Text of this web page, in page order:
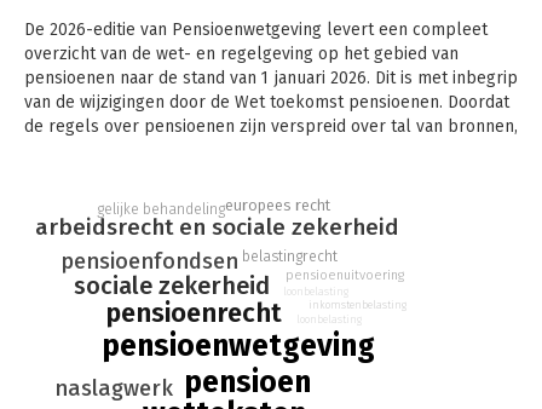
De 2026-editie van Pensioenwetgeving levert een compleet
overzicht van de wet- en regelgeving op het gebied van
pensioenen naar de stand van 1 januari 2026. Dit is met inbegrip
van de wijzigingen door de Wet toekomst pensioenen. Doordat
de regels over pensioenen zijn verspreid over tal van bronnen,
informatiebronnen en biedt hiermee een doeltreffend houvast
voor iedereen die voor studie of in de beroepspraktijk met het
pensioenrecht in aanraking komt.
De kern van Pensioenwetgeving bestaat uit de centrale
pensioenwetten, met name de Pensioenwet en de Wet
verplichte deelneming in een bedrijfstakpensioenfonds.
Uiteraard zijn ook de belangrijkste uitvoeringsbesluiten op
basis van deze wetten opgenomen.
pensioenwetgeving
pensioen
pensioenrecht
sociale zekerheid
naslagwerk
pensioenfondsen
arbeidsrecht en sociale zekerheid
gelijke behandeling
belastingrecht
europees recht
pensioenuitvoering
loonbelasting
inkomstenbelasting
loonbelasting